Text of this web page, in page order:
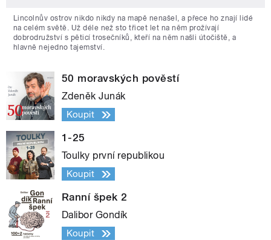
Lincolnův ostrov nikdo nikdy na mapě nenašel, a přece ho znají lidé
na celém světě. Už déle než sto třicet let na něm prožívají
dobrodružství s pěticí trosečníků, kteří na něm našli útočiště, a
hlavně nejedno tajemství.
50 moravských pověstí
Zdeněk Junák
Koupit
1-25
Toulky první republikou
Koupit
Ranní špek 2
Dalibor Gondík
Koupit